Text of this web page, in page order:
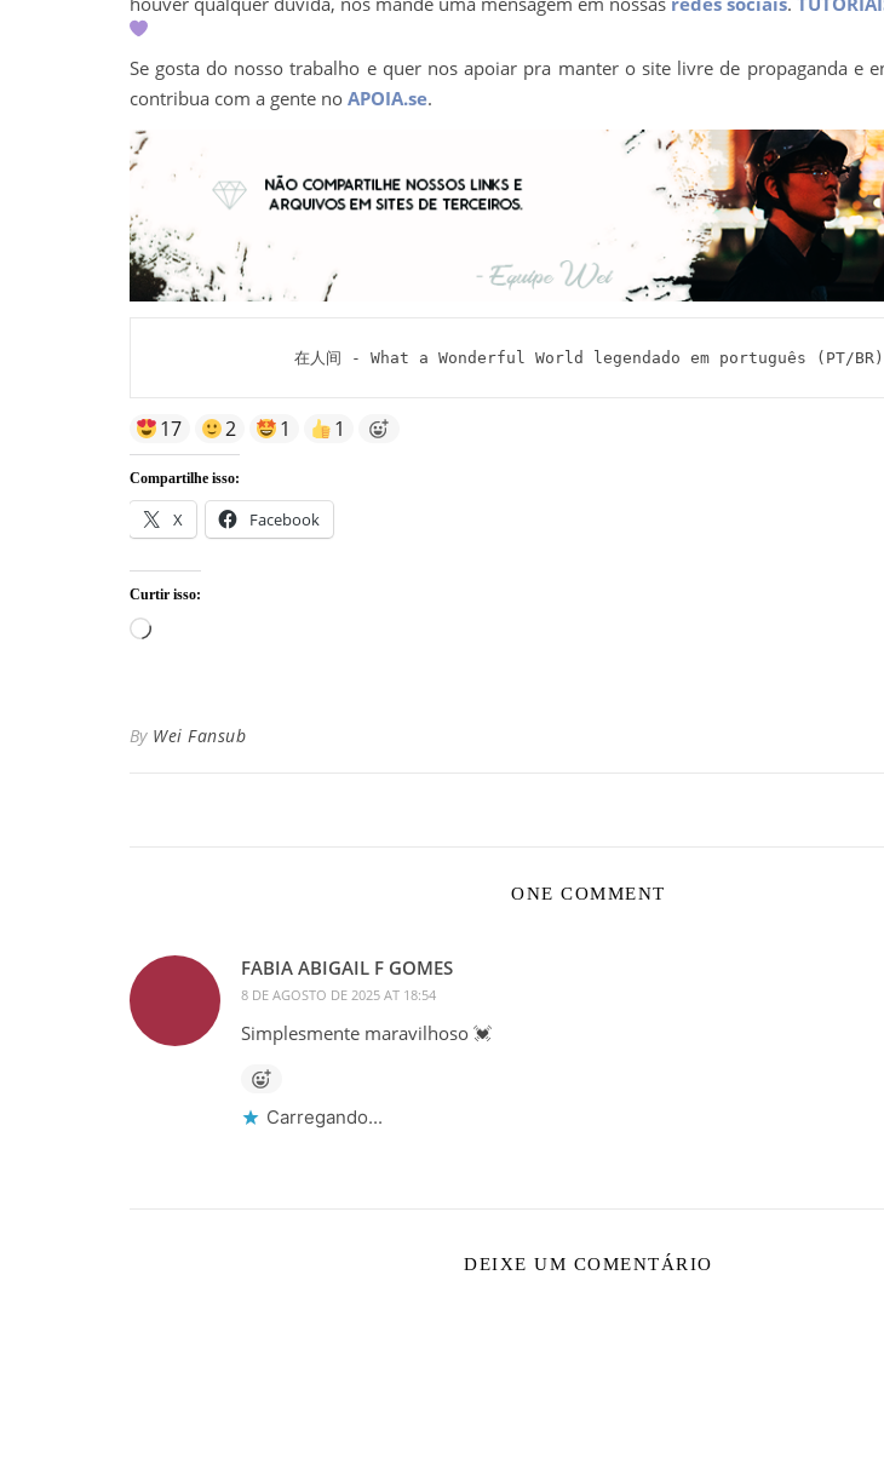
Se gosta do nosso trabalho e quer nos apoiar pra manter o site livre de propaganda e
contribua com a gente no APOIA.se.
在人间 - What a Wonderful World legendado em português (PT/
17 2 1 1
Compartilhe isso:
X Facebook
Curtir isso:
Carregando...
By Wei Fansub
ONE COMMENT
FABIA ABIGAIL F GOMES
8 DE AGOSTO DE 2025 AT 18:54
Simplesmente maravilhoso 💓
Carregando...
DEIXE UM COMENTÁRIO